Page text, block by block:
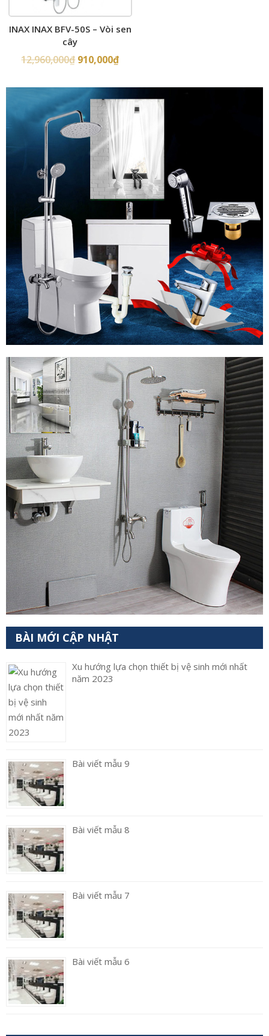
INAX INAX BFV-50S – Vòi sen
cây
12,960,000₫ 910,000₫
BÀI MỚI CẬP NHẬT
Xu hướng lựa chọn thiết bị vệ sinh mới nhất
năm 2023
Bài viết mẫu 9
Bài viết mẫu 8
Bài viết mẫu 7
Bài viết mẫu 6